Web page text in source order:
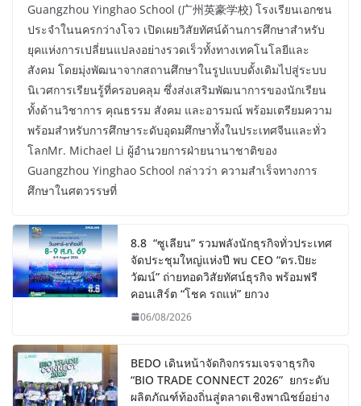
Guangzhou Yinghao School (广州英豪学校) โรงเรียนเอกชน
ประจำในนครกว่างโจว เปิดเผยวิสัยทัศน์ด้านการศึกษาสำหรับ
ยุคแห่งการเปลี่ยนแปลงอย่างรวดเร็วทั้งทางเทคโนโลยีและ
สังคม โดยมุ่งพัฒนาจากสถานศึกษาในรูปแบบดั้งเดิมไปสู่ระบบ
นิเวศการเรียนรู้ที่ครอบคลุม ซึ่งส่งเสริมพัฒนาการของนักเรียน
ทั้งด้านวิชาการ คุณธรรม สังคม และอารมณ์ พร้อมเตรียมความ
พร้อมสำหรับการศึกษาระดับอุดมศึกษาทั้งในประเทศจีนและทั่ว
โลกMr. Michael Li ผู้อำนวยการฝ่ายนานาชาติของ
Guangzhou Yinghao School กล่าวว่า ความสำเร็จทางการ
ศึกษาในศตวรรษที่
8.8 “ซูเลียน” รวมพลังนักธุรกิจทั่วประเทศ
จัดประชุมใหญ่แห่งปี พบ CEO “ดร.ปิยะ
วัฒน์” ถ่ายทอดวิสัยทัศน์ธุรกิจ พร้อมฟรี
คอนเสิร์ต “โชค รถแห่” ยกวง
06/08/2026
BEDO เดินหน้าจัดกิจกรรมเจรจาธุรกิจ
“BIO TRADE CONNECT 2026” ยกระดับ
ผลิตภัณฑ์ท้องถิ่นสู่ตลาดเชิงพาณิชย์อย่าง